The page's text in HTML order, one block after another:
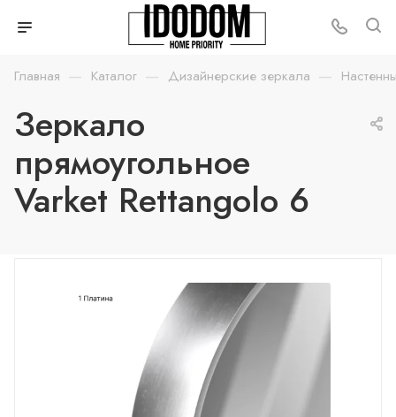
Главная — Каталог — Дизайнерские зеркала —
Зеркало
прямоугольное
Varket Rettangolo 6